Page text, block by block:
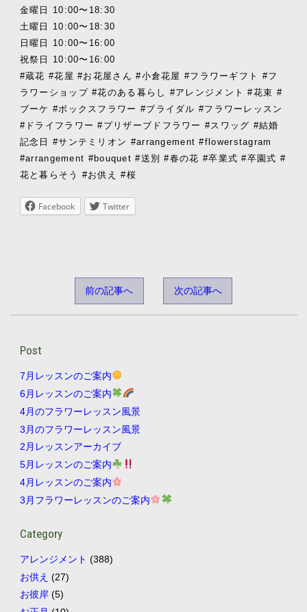
金曜日 10:00〜18:30
土曜日 10:00〜18:30
日曜日 10:00〜16:00
祝祭日 10:00〜16:00
#蔵花 #花屋 #お花屋さん #小倉花屋 #フラワーギフト #フ
ラワーショップ #花のある暮らし #アレンジメント #花束 #
ブーケ #ボックスフラワー #ブライダル #フラワーレッスン
#ドライフラワー #プリザーブドフラワー #スワッグ #結婚
記念日 #サンテミリオン #arrangement #flowerstagram
#arrangement #bouquet #送別 #春の花 #卒業式 #卒園式 #
花と暮らそう #お供え #桜
Facebook Twitter
前の記事へ 次の記事へ
Post
7月レッスンのご案内
6月レッスンのご案内
4月のフラワーレッスン風景
3月のフラワーレッスン風景
2月レッスンアーカイブ
5月レッスンのご案内
4月レッスンのご案内
3月フラワーレッスンのご案内
Category
アレンジメント (388)
お供え (27)
お彼岸(5)